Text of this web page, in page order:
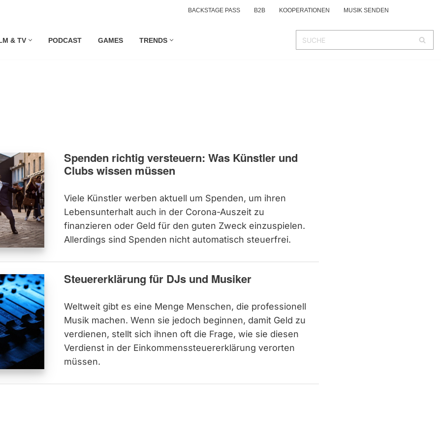
BACKSTAGE PASS B2B KOOPERATIONEN MUSIK SENDEN
& TV PODCAST GAMES TRENDS
Spenden richtig versteuern: Was Künstler und
Clubs wissen müssen
Viele Künstler werben aktuell um Spenden, um ihren
Lebensunterhalt auch in der Corona-Auszeit zu
finanzieren oder Geld für den guten Zweck einzuspielen.
Allerdings sind Spenden nicht automatisch steuerfrei.
Steuererklärung für DJs und Musiker
Weltweit gibt es eine Menge Menschen, die professionell
Musik machen. Wenn sie jedoch beginnen, damit Geld zu
verdienen, stellt sich ihnen oft die Frage, wie sie diesen
Verdienst in der Einkommenssteuererklärung verorten
müssen.